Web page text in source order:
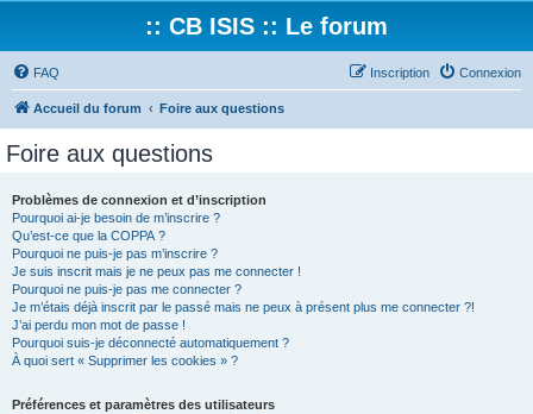
:: CB ISIS :: Le forum
FAQ Connexion
Inscription
Accueil du forum Foire aux questions
Foire aux questions
Problèmes de connexion et d’inscription
Pourquoi ai-je besoin de m’inscrire ?
Qu’est-ce que la COPPA ?
Pourquoi ne puis-je pas m’inscrire ?
Je suis inscrit mais je ne peux pas me connecter !
Pourquoi ne puis-je pas me connecter ?
Je m’étais déjà inscrit par le passé mais ne peux à présent plus me connecter ?!
J’ai perdu mon mot de passe !
Pourquoi suis-je déconnecté automatiquement ?
À quoi sert « Supprimer les cookies » ?
Préférences et paramètres des utilisateurs